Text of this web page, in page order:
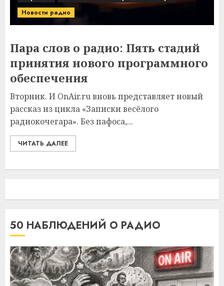
Новости радио
Пара слов о радио: Пять стадий
принятия нового программного
обеспечения
Вторник. И OnAir.ru вновь представляет новый
рассказ из цикла «Записки весёлого
радиокочегара». Без пафоса,...
ЧИТАТЬ ДАЛЕЕ
50 НАБЛЮДЕНИЙ О РАДИО